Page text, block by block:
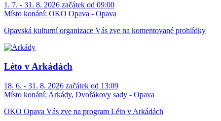
1. 7. - 31. 8. 2026 začátek od 09:00
Místo konání: OKO Opava - Opava
Opavská kulturní organizace Vás zve na komentované prohlídky
Léto v Arkádách
18. 6. - 31. 8. 2026 začátek od 13:09
Místo konání: Arkády, Dvořákovy sady - Opava
OKO Opava Vás zve na program Léto v Arkádách